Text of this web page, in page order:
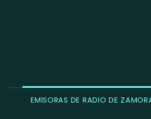
EMISORAS DE RADIO DE